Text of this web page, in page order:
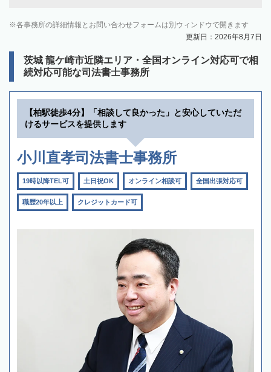
各事務所の詳細情報とお問い合わせフォームは別ウィンドウで開きます
更新日：2026年8月7日
茨城 龍ケ崎市近隣エリア・全国オンライン対応可で相
続対応可能な司法書士事務所
【柏駅徒歩4分】「相談して良かった」と安心していただ
けるサービスを提供します
小川直孝司法書士事務所
19時以降TEL可 土日祝OK オンライン相談可 全国出張対応可
職歴20年以上 クレジットカード可